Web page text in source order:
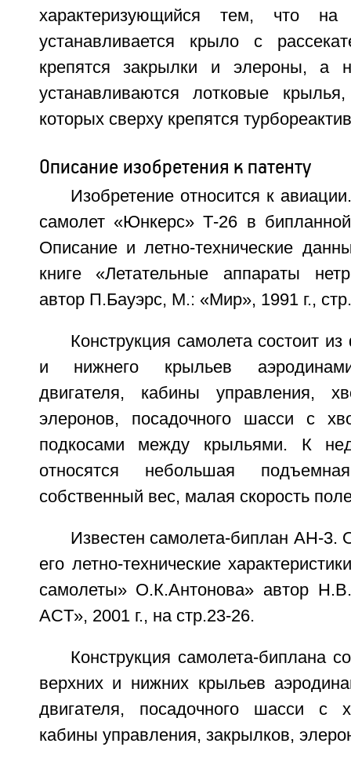
характеризующийся тем, что
устанавливается крыло с
крепятся закрылки и элероны, а
устанавливаются лотковые
которых сверху крепятся
Описание изобретения к патенту
Изобретение относится к
самолет «Юнкерс» Т-26 в
Описание и летно-технические
книге «Летательные аппараты
автор П.Бауэрс, М.: «Мир», 1991 г.,
Конструкция самолета состоит
и нижнего крыльев
двигателя, кабины управления,
элеронов, посадочного шасси с
подкосами между крыльями. К
относятся небольшая
собственный вес, малая скорость
Известен самолета-биплан АН-3.
его летно-технические
самолеты» О.К.Антонова» автор
ACT», 2001 г., на стр.23-26.
Конструкция самолета-биплана
верхних и нижних крыльев
двигателя, посадочного шасси с
кабины управления, закрылков,